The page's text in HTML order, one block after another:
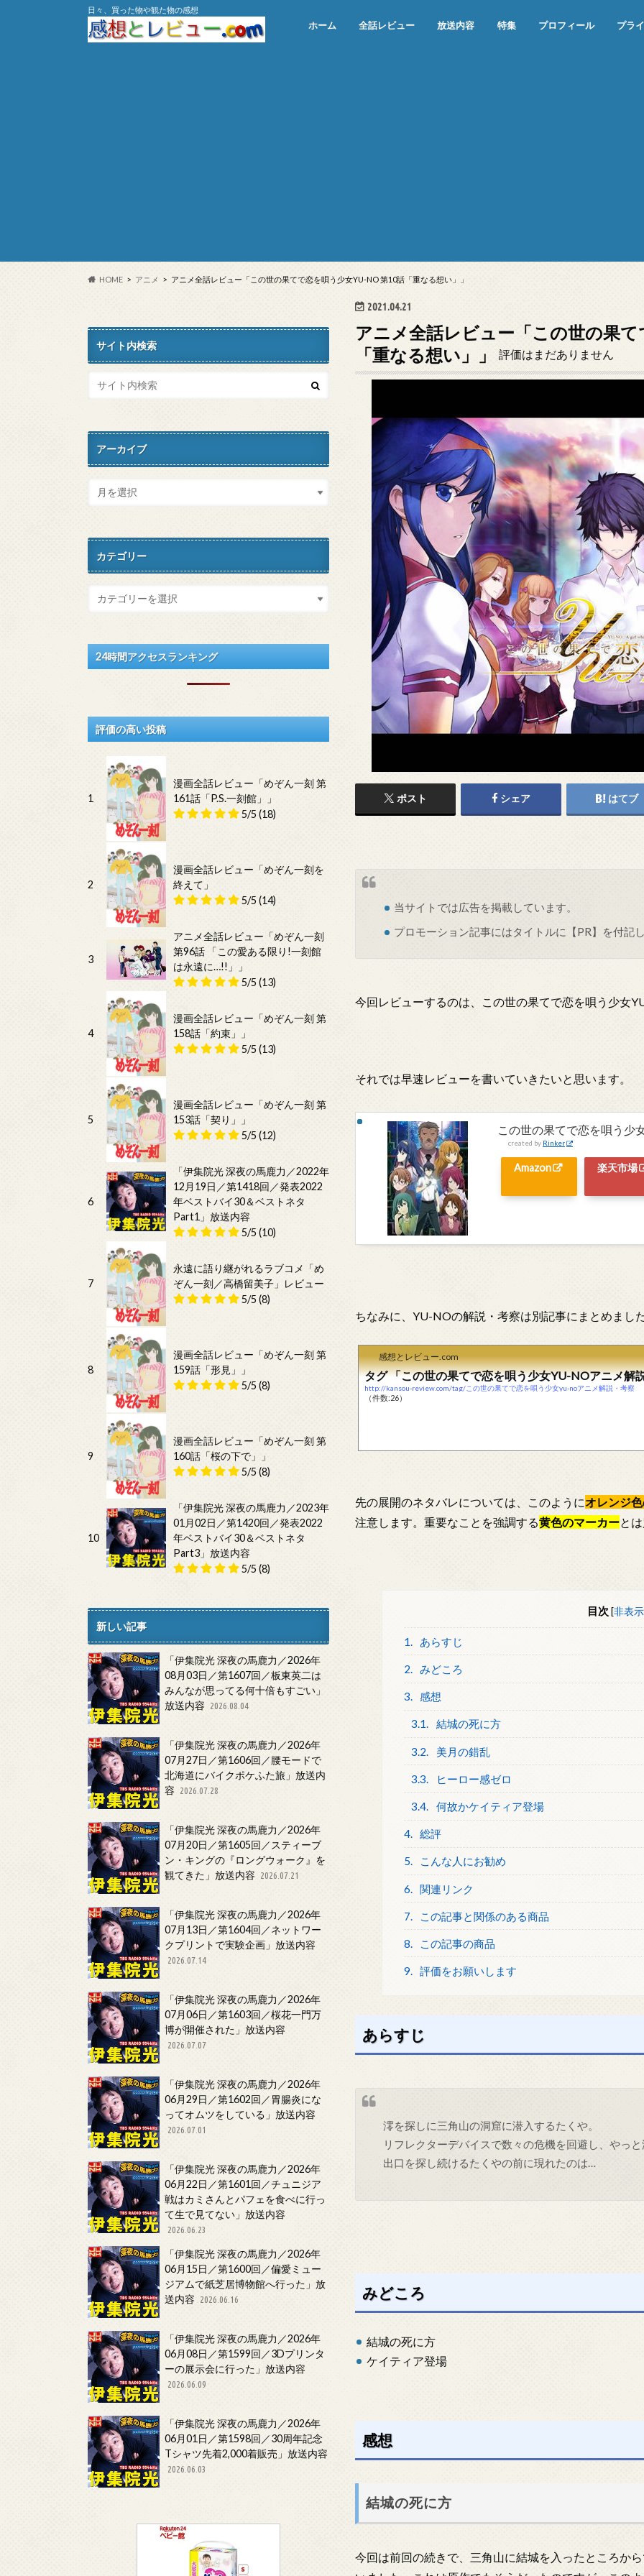
日々、買った物や観た物の感想
ホーム 全話レビュー 放送内容 特集 プロフィール プラ
HOME アニメ アニメ全話レビュー「この世の果てで恋を唄う少女YU-NO 第10話「重なる想い」」
2021.04.21
アニメ全話レビュー「この世の果
「重なる想い」」
評価はまだありません
ポスト シェア はてブ
当サイトでは広告を掲載しています。
プロモーション記事にはタイトルに【PR】を付記
今回レビューするのは、この世の果てで恋を唄う少女
それでは早速レビューを書いていきたいと思います。
この世の果てで恋を唄う少
created by Rinker
Amazon 楽天市場
ちなみに、YU-NOの解説・考察は別記事にまとめまし
感想とレビュー.com
タグ 「この世の果てで恋を唄う少女YU-NOアニメ解
http://kansou-review.com/tag/この世の果てで恋を唄う少女yu-noアニメ解説・考察
（件数:26）
先の展開のネタバレについては、このようにオレンジ
注意します。重要なことを強調する黄色のマーカーと
目次 [非表示
1. あらすじ
2. みどころ
3. 感想
3.1. 結城の死に方
3.2. 美月の錯乱
3.3. ヒーロー感ゼロ
3.4. 何故かケイティア登場
4. 総評
5. こんな人にお勧め
6. 関連リンク
7. この記事と関係のある商品
8. この記事の商品
9. 評価をお願いします
あらすじ
澪を探しに三角山の洞窟に潜入するたくや。
リフレクターデバイスで数々の危機を回避し、やっ
出口を探し続けるたくやの前に現れたのは…
みどころ
結城の死に方
ケイティア登場
感想
結城の死に方
今回は前回の続きで、三角山に結城を入ったところか
サイト内検索
アーカイブ
カテゴリー
24時間アクセスランキング
評価の高い投稿
1
漫画全話レビュー「めぞん一刻 第
161話「P.S.一刻館」」
5/5 (18)
2
漫画全話レビュー「めぞん一刻を
終えて」
5/5 (14)
3
アニメ全話レビュー「めぞん一刻
第96話 「この愛ある限り!一刻館
は永遠に…!!」」
5/5 (13)
4
漫画全話レビュー「めぞん一刻 第
158話「約束」」
5/5 (13)
5
漫画全話レビュー「めぞん一刻 第
153話「契り」」
5/5 (12)
6
「伊集院光 深夜の馬鹿力／2022年
12月19日／第1418回／発表2022
年ベストバイ30＆ベストネタ
Part1」放送内容
5/5 (10)
7
永遠に語り継がれるラブコメ「め
ぞん一刻／高橋留美子」レビュー
5/5 (8)
8
漫画全話レビュー「めぞん一刻 第
159話「形見」」
5/5 (8)
9
漫画全話レビュー「めぞん一刻 第
160話「桜の下で」」
5/5 (8)
10
「伊集院光 深夜の馬鹿力／2023年
01月02日／第1420回／発表2022
年ベストバイ30＆ベストネタ
Part3」放送内容
5/5 (8)
新しい記事
「伊集院光 深夜の馬鹿力／2026年
08月03日／第1607回／板東英二は
みんなが思ってる何十倍もすごい」
放送内容
2026.08.04
「伊集院光 深夜の馬鹿力／2026年
07月27日／第1606回／腰モードで
北海道にバイクポケふた旅」放送内
容
2026.07.28
「伊集院光 深夜の馬鹿力／2026年
07月20日／第1605回／スティーブ
ン・キングの『ロングウォーク』を
観てきた」放送内容
2026.07.21
「伊集院光 深夜の馬鹿力／2026年
07月13日／第1604回／ネットワー
クプリントで実験企画」放送内容
2026.07.14
「伊集院光 深夜の馬鹿力／2026年
07月06日／第1603回／桜花一門万
博が開催された」放送内容
2026.07.07
「伊集院光 深夜の馬鹿力／2026年
06月29日／第1602回／胃腸炎にな
ってオムツをしている」放送内容
2026.07.01
「伊集院光 深夜の馬鹿力／2026年
06月22日／第1601回／チュニジア
戦はカミさんとパフェを食べに行っ
て生で見てない」放送内容
2026.06.23
「伊集院光 深夜の馬鹿力／2026年
06月15日／第1600回／偏愛ミュー
ジアムで紙芝居博物館へ行った」放
送内容
2026.06.16
「伊集院光 深夜の馬鹿力／2026年
06月08日／第1599回／3Dプリンタ
ーの展示会に行った」放送内容
2026.06.09
「伊集院光 深夜の馬鹿力／2026年
06月01日／第1598回／30周年記念
Tシャツ先着2,000着販売」放送内容
2026.06.03